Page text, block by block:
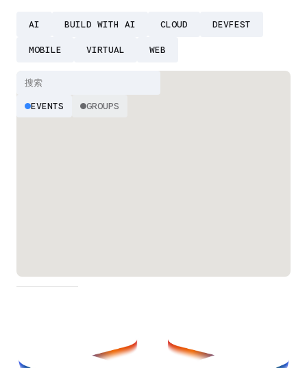
AI BUILD WITH AI CLOUD DEVFEST
MOBILE VIRTUAL WEB
EVENTS GROUPS